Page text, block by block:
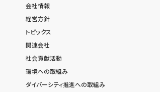
会社情報
経営方針
トピックス
関連会社
社会貢献活動
環境への取組み
ダイバーシティ推進への取組み